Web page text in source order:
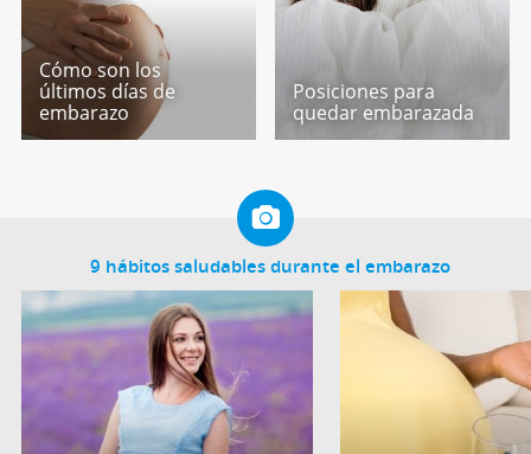
Cómo son los
últimos días de
embarazo
Posiciones para
quedar embarazada
9 hábitos saludables durante el embarazo